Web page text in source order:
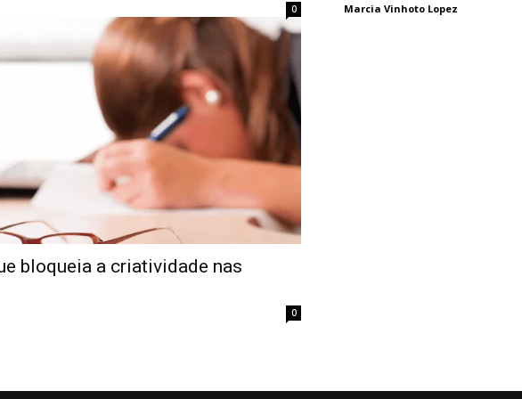
0 Marcia Vinhoto Lopez
bloqueia a criatividade nas
0